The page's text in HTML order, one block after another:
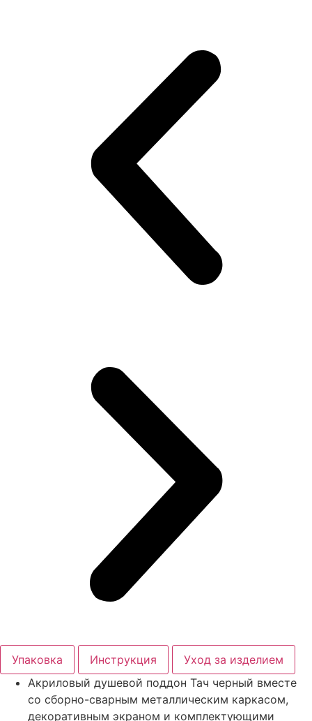
Упаковка Инструкция
Уход за изделием
Акриловый душевой поддон Тач черный вместе
со сборно-сварным металлическим каркасом,
декоративным экраном и комплектующими